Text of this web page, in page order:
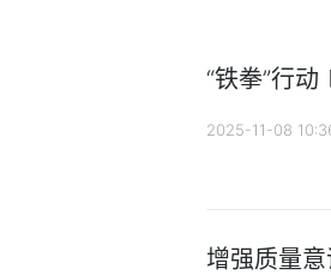
“铁拳”行
2025-11-08
增强质量